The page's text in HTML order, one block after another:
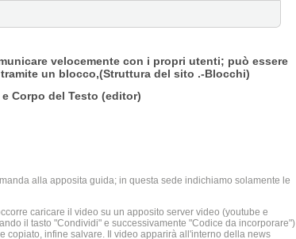
velocemente con i propri utenti; può essere
un blocco,(Struttura del sito .-Blocchi)
Corpo del Testo (editor)
alla apposita guida; in questa sede indichiamo solamente le
caricare il video su un apposito server video (youtube e
il tasto "Condividi" e successivamente "Codice da incorporare")
copiato, infine salvare. Il video apparirà all'interno della news